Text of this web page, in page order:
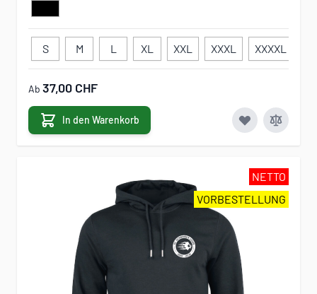
S M L XL XXL XXXL XXXXL
Ab 37,00 CHF
In den Warenkorb
NETTO
VORBESTELLUNG